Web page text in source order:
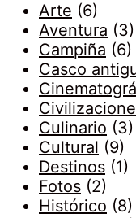
Arte (6)
Aventura (3)
Campiña (6)
Casco
Culinario (3)
Cultural (9)
Destinos (1)
Fotos (2)
Histórico (8)